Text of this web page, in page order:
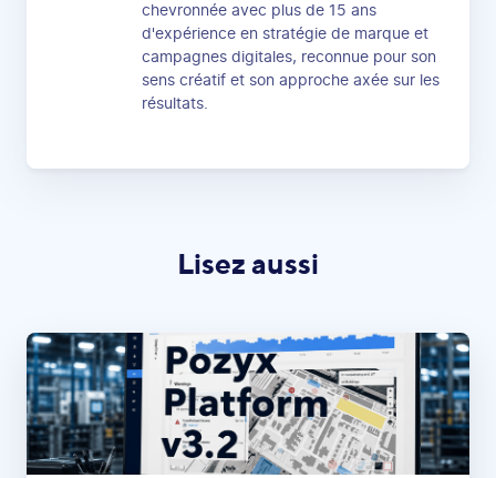
chevronnée avec plus de 15 ans
d'expérience en stratégie de marque et
campagnes digitales, reconnue pour son
sens créatif et son approche axée sur les
résultats.
Lisez aussi